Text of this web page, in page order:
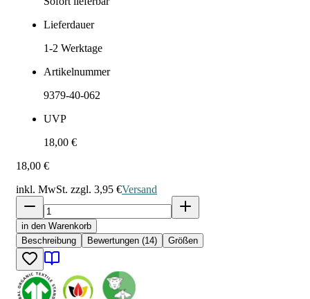
Lieferdauer
1-2 Werktage
Artikelnummer
9379-40-062
UVP
18,00 €
18,00 €
inkl. MwSt. zzgl. 3,95 €Versand
in den Warenkorb
Beschreibung
Bewertungen (14) Größen